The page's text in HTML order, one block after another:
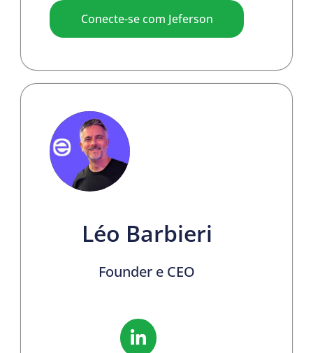
Conecte-se com Jeferson
Léo Barbieri
Founder e CEO